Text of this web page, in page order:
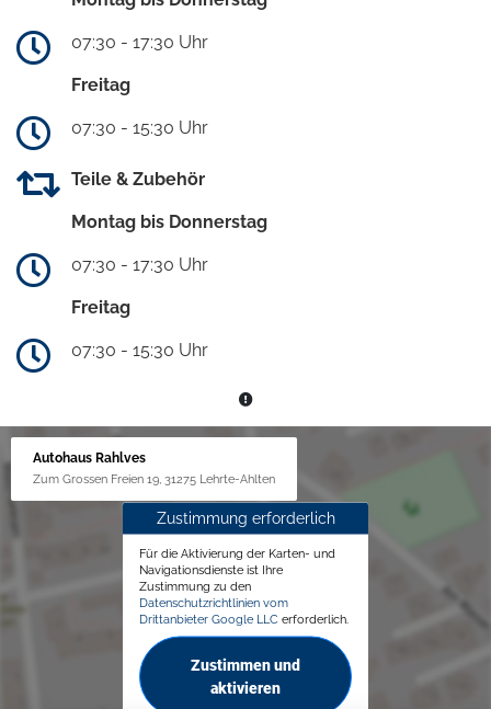
07:30 - 17:30 Uhr
Freitag
07:30 - 15:30 Uhr
Teile & Zubehör
Montag bis Donnerstag
07:30 - 17:30 Uhr
Freitag
07:30 - 15:30 Uhr
Autohaus Rahlves
Zum Grossen Freien 19, 31275 Lehrte-Ahlten
Zustimmung erforderlich
Für die Aktivierung der Karten- und
Navigationsdienste ist Ihre
Zustimmung zu den
Datenschutzrichtlinien vom
Drittanbieter Google LLC erforderlich.
Zustimmen und
aktivieren